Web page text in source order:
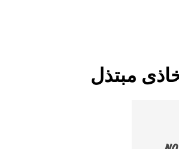
مبتذل